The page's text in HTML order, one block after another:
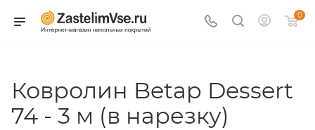
0
Ковролин Betap Dessert
74 - 3 м (в нарезку)